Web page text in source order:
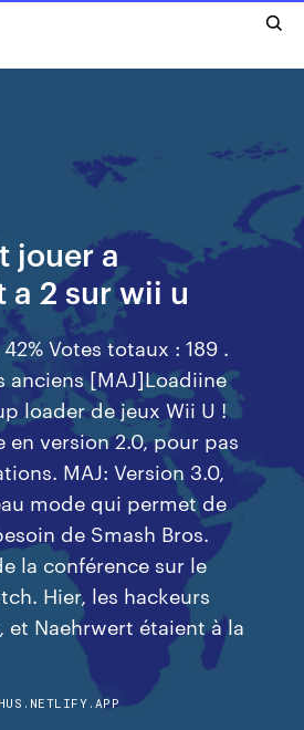
jouer a
2 sur wii u
Votes totaux : 189 .
anciens [MAJ]Loadiine
loader de jeux Wii U !
en version 2.0, pour pas
MAJ: Version 3.0,
mode qui permet de
de Smash Bros.
la conférence sur le
Hier, les hackeurs
et Naehrwert étaient à la